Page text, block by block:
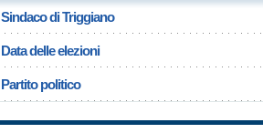
Sindaco di Triggiano
Data delle elezioni
Partito politico